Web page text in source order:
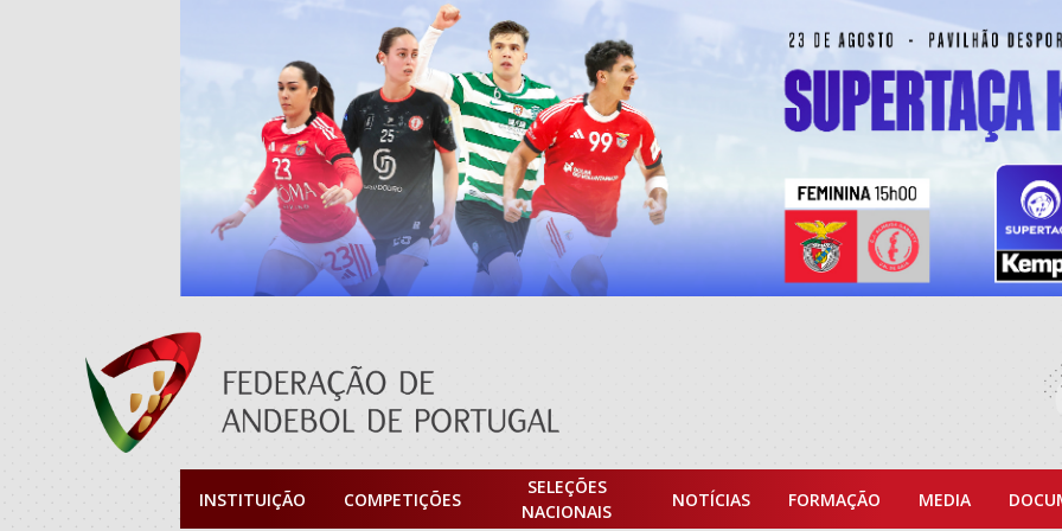
INSTITUIÇÃO COMPETIÇÕES
SELEÇÕES
NACIONAIS
NOTÍCIAS FORMAÇÃO MEDIA